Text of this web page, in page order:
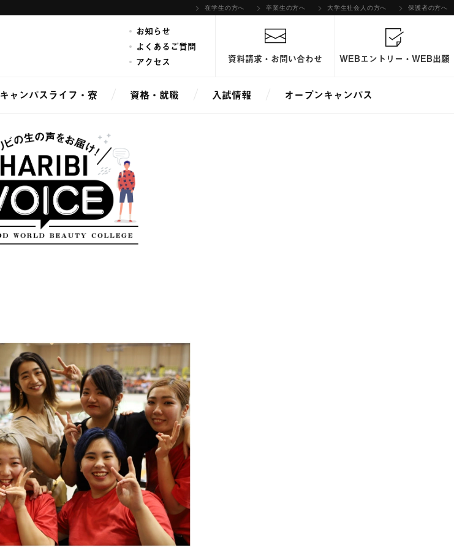
在学生の方へ 卒業生の方へ 大学生社会人の方へ 保護者の方へ
お知らせ
よくあるご質問
アクセス
資料請求・お問い合わせ WEBエントリー・WEB出願
キャンパスライフ・寮 資格・就職 入試情報 オープンキャンパス